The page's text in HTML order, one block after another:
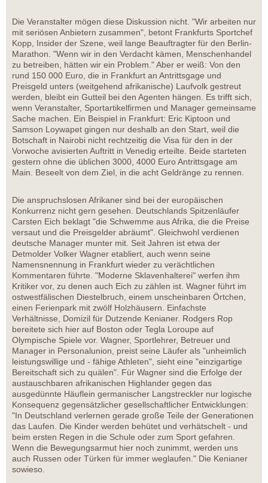
Die Veranstalter mögen diese Diskussion nicht. "Wir arbeiten nur
mit seriösen Anbietern zusammen", betont Frankfurts Sportchef
Kopp, Insider der Szene, weil lange Beauftragter für den Berlin-
Marathon. "Wenn wir in den Verdacht kämen, Menschenhandel
zu betreiben, hätten wir ein Problem." Aber er weiß: Von den
rund 150 000 Euro, die in Frankfurt an Antrittsgage und
Preisgeld unters (weitgehend afrikanische) Laufvolk gestreut
werden, bleibt ein Gutteil bei den Agenten hängen. Es trifft sich,
wenn Veranstalter, Sportartikelfirmen und Manager gemeinsame
Sache machen. Ein Beispiel in Frankfurt: Eric Kiptoon und
Samson Loywapet gingen nur deshalb an den Start, weil die
Botschaft in Nairobi nicht rechtzeitig die Visa für den in der
Vorwoche avisierten Auftritt in Venedig erteilte. Beide starteten
gestern ohne die üblichen 3000, 4000 Euro Antrittsgage am
Main. Beseelt von dem Ziel, in die acht Geldränge zu rennen.
Die anspruchslosen Afrikaner sind bei der europäischen
Konkurrenz nicht gern gesehen. Deutschlands Spitzenläufer
Carsten Eich beklagt "die Schwemme aus Afrika, die die Preise
versaut und die Preisgelder abräumt". Gleichwohl verdienen
deutsche Manager munter mit. Seit Jahren ist etwa der
Detmolder Volker Wagner etabliert, auch wenn seine
Namensnennung in Frankfurt wieder zu verächtlichen
Kommentaren führte. "Moderne Sklavenhalterei" werfen ihm
Kritiker vor, zu denen auch Eich zu zählen ist. Wagner führt im
ostwestfälischen Diestelbruch, einem unscheinbaren Örtchen,
einen Ferienpark mit zwölf Holzhäusern. Einfachste
Verhältnisse, Domizil für Dutzende Kenianer. Rodgers Rop
bereitete sich hier auf Boston oder Tegla Loroupe auf
Olympische Spiele vor. Wagner, Sportlehrer, Betreuer und
Manager in Personalunion, preist seine Läufer als "unheimlich
leistungswillige und - fähige Athleten", sieht eine "einzigartige
Bereitschaft sich zu quälen". Für Wagner sind die Erfolge der
austauschbaren afrikanischen Highlander gegen das
ausgedünnte Häuflein germanischer Langstreckler nur logische
Konsequenz gegensätzlicher gesellschaftlicher Entwicklungen:
"In Deutschland verlernen gerade große Teile der Generationen
das Laufen. Die Kinder werden behütet und verhätschelt - und
beim ersten Regen in die Schule oder zum Sport gefahren.
Wenn die Bewegungsarmut hier noch zunimmt, werden uns
auch Russen oder Türken für immer weglaufen." Die Kenianer
sowieso.